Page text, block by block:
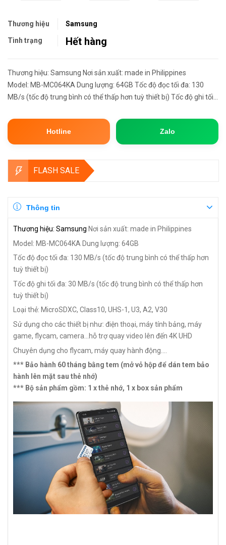
Thương hiệu Samsung
Tình trạng Hết hàng
Thương hiệu: Samsung Nơi sản xuất: made in Philippines
Model: MB-MC064KA Dung lượng: 64GB Tốc độ đọc tối đa: 130
MB/s (tốc độ trung bình có thể thấp hơn tuỳ thiết bị) Tốc độ ghi tối
Hotline Zalo
FLASH SALE
Thông tin
Thương hiệu: Samsung Nơi sản xuất: made in Philippines
Model: MB-MC064KA Dung lượng: 64GB
Tốc độ đọc tối đa: 130 MB/s (tốc độ trung bình có thể thấp hơn
tuỳ thiết bị)
Tốc độ ghi tối đa: 30 MB/s (tốc độ trung bình có thể thấp hơn
tuỳ thiết bị)
Loại thẻ: MicroSDXC, Class10, UHS-1, U3, A2, V30
Sử dụng cho các thiết bị như: điện thoại, máy tính bảng, máy
game, flycam, camera...hỗ trợ quay video lên đến 4K UHD
Chuyên dụng cho flycam, máy quay hành động....
*** Bảo hành 60 tháng bằng tem (mở vỏ hộp để dán tem bảo
hành lên mặt sau thẻ nhớ)
*** Bộ sản phẩm gồm: 1 x thẻ nhớ, 1 x box sản phẩm